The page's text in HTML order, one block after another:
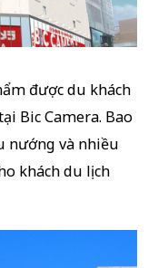
được du khách
Bic Camera. Bao
nướng và nhiều
khách du lịch